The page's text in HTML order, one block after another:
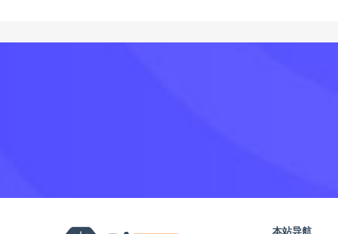
本站导航